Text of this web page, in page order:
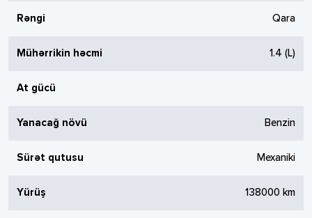
Rəngi Qara
Mühərrikin həcmi 1.4 (L)
At gücü
Yanacağ növü Benzin
Sürət qutusu Mexaniki
Yürüş 138000 km